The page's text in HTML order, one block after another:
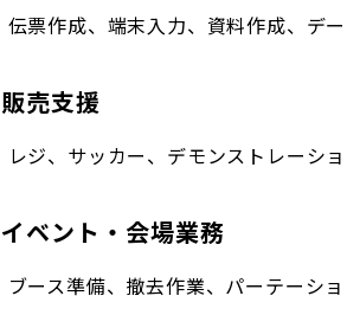
伝票作成、端末入力、資料作成、デ
販売支援
レジ、サッカー、デモンストレーシ
イベント・会場業務
ブース準備、撤去作業、パーテーシ